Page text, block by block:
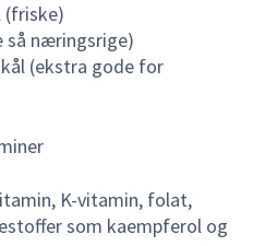
(friske)
så næringsrige)
(ekstra gode for
K-vitamin, folat,
som kaempferol og